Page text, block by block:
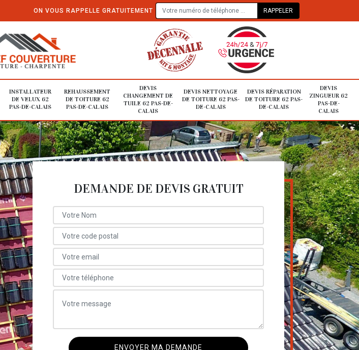
ON VOUS RAPPELLE GRATUITEMENT
INSTALLATEUR
DE VELUX 62
PAS-DE-CALAIS
REHAUSSEMENT
DE TOITURE 62
PAS-DE-CALAIS
DEVIS
CHANGEMENT DE
TUILE 62 PAS-DE-
CALAIS
DEVIS NETTOYAGE
DE TOITURE 62 PAS-
DE-CALAIS
DEVIS RÉPARATION
DE TOITURE 62 PAS-
DE-CALAIS
DEVIS
ZINGUEUR 62
PAS-DE-
CALAIS
DEMANDE DE DEVIS GRATUIT